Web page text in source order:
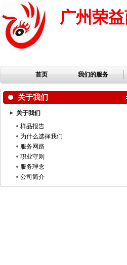
广州荣
首页 我们的服务
关于我们
关于我们
样品报告
为什么选择我们
服务网路
职业守则
服务理念
公司简介